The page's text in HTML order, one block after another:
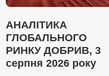
АНАЛІТИКА
ГЛОБАЛЬНОГО
РИНКУ ДОБРИВ, 3
серпня 2026 року